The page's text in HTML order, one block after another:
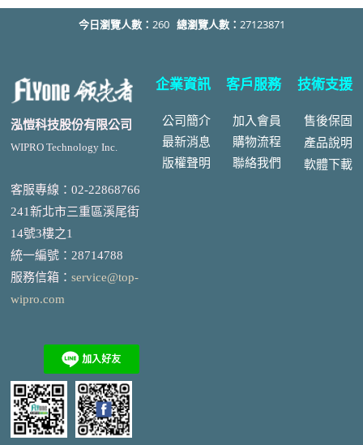
今日瀏覽人數： 260 總瀏覽人數： 27123871
泓愷科技股份有限公司
WIPRO Technology Inc.
客服專線：02-22868766
241新北市三重區溪尾街
14號3樓之1
統一編號 ： 28714788
服務信箱： service@top-
wipro.com
企業資訊
公司簡介
最新消息
版權聲明
客戶服務
加入會員
購物流程
聯絡我們
技術支援
售後保固
產品說明
軟體下載